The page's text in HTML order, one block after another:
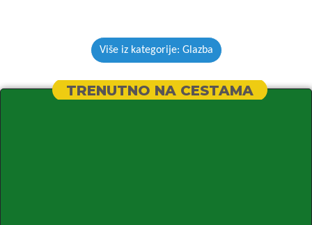
Više iz kategorije: Glazba
TRENUTNO NA CESTAMA